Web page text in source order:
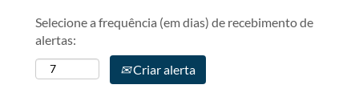
Selecione a frequência (em dias) de recebimento de
alertas:
Criar alerta